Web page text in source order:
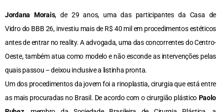
Jordana Morais, de 29 anos, uma das participantes da Casa de
Vidro do BBB 26, investiu mais de R$ 40 mil em procedimentos estéticos
antes de entrar no reality. A advogada, uma das concorrentes do Centro-
Oeste, também atua como modelo e não esconde as intervenções pelas
quais passou – deixou inclusive a listinha pronta.
Um dos procedimentos da jovem foi a rinoplastia, cirurgia que está entre
as mais procuradas no Brasil. De acordo com o cirurgião plástico Paolo